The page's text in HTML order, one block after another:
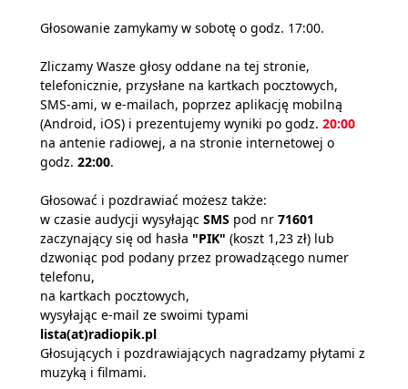
Głosowanie zamykamy w sobotę o godz. 17:00.
Zliczamy Wasze głosy oddane na tej stronie,
telefonicznie, przysłane na kartkach pocztowych,
SMS-ami, w e-mailach, poprzez aplikację mobilną
(Android, iOS) i prezentujemy wyniki po godz. 20:00
na antenie radiowej, a na stronie internetowej o
godz. 22:00.
Głosować i pozdrawiać możesz także:
w czasie audycji wysyłając SMS pod nr 71601
zaczynający się od hasła "PIK" (koszt 1,23 zł) lub
dzwoniąc pod podany przez prowadzącego numer
telefonu,
na kartkach pocztowych,
wysyłając e-mail ze swoimi typami
lista(at)radiopik.pl
Głosujących i pozdrawiających nagradzamy płytami z
muzyką i filmami.